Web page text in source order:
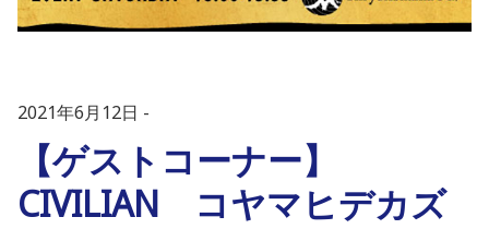
2021年6月12日
【ゲストコーナー】
CIVILIAN コヤマヒデカズ